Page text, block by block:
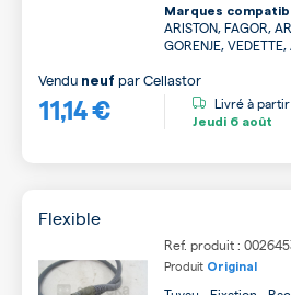
Marques
ARISTON, FAGOR,
GORENJE, VEDETTE,
11,14 €
Vendu neuf parCellastor
Livré à
Jeudi 6 août
Flexible
Ref. produit :
Produit Original